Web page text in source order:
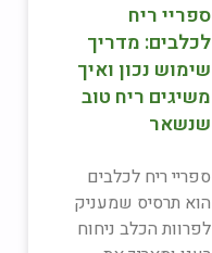
ספריי ריח
לכלבים: מדריך
שימוש נכון ואיך
משיגים ריח טוב
שנשאר
ספריי ריח לכלבים
הוא תרסיס שמעניק
לפרוות הכלב ניחוח